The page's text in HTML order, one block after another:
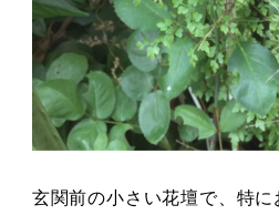
玄関前の小さい花壇で、特